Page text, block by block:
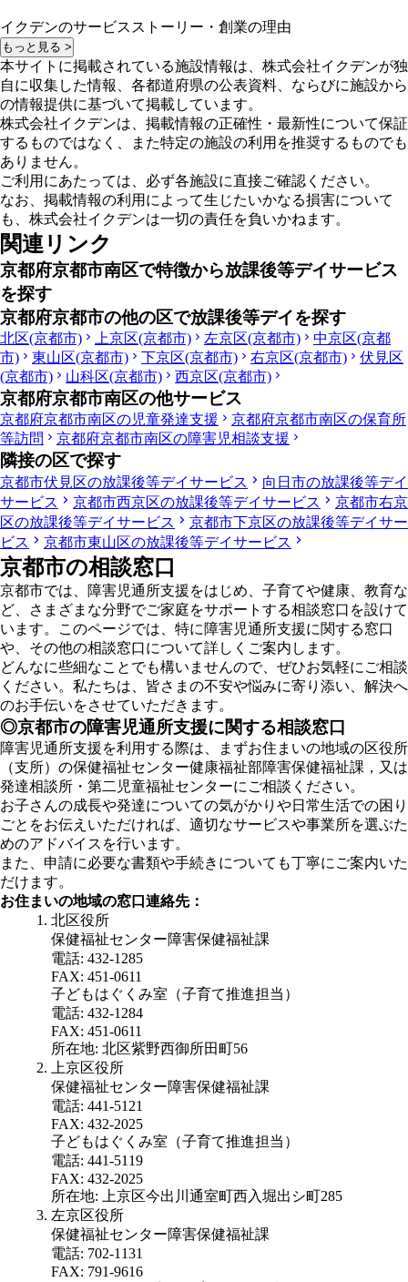
イクデンのサービスストーリー・創業の理由
もっと見る >
本サイトに掲載されている施設情報は、株式会社イクデンが独
自に収集した情報、各都道府県の公表資料、ならびに施設から
の情報提供に基づいて掲載しています。
株式会社イクデンは、掲載情報の正確性・最新性について保証
するものではなく、また特定の施設の利用を推奨するものでも
ありません。
ご利用にあたっては、必ず各施設に直接ご確認ください。
なお、掲載情報の利用によって生じたいかなる損害について
も、株式会社イクデンは一切の責任を負いかねます。
関連リンク
京都府京都市南区で特徴から放課後等デイサービス
を探す
京都府京都市の他の区で放課後等デイを探す
北区(京都市) 上京区(京都市) 左京区(京都市)
中京区(京都
市)
東山区(京都市) 下京区(京都市) 右京区(京都市)
伏見区
(京都市)
山科区(京都市) 西京区(京都市)
京都府京都市南区の他サービス
京都府京都市南区の児童発達支援
京都府京都市南区の保育所
等訪問
京都府京都市南区の障害児相談支援
隣接の区で探す
京都市伏見区の放課後等デイサービス
向日市の放課後等デイ
サービス
京都市西京区の放課後等デイサービス
京都市右京
区の放課後等デイサービス
京都市下京区の放課後等デイサー
ビス
京都市東山区の放課後等デイサービス
京都市の相談窓口
京都市では、障害児通所支援をはじめ、子育てや健康、教育な
ど、さまざまな分野でご家庭をサポートする相談窓口を設けて
います。このページでは、特に障害児通所支援に関する窓口
や、その他の相談窓口について詳しくご案内します。
どんなに些細なことでも構いませんので、ぜひお気軽にご相談
ください。私たちは、皆さまの不安や悩みに寄り添い、解決へ
のお手伝いをさせていただきます。
◎京都市の障害児通所支援に関する相談窓口
障害児通所支援を利用する際は、まずお住まいの地域の区役所
（支所）の保健福祉センター健康福祉部障害保健福祉課，又は
発達相談所・第二児童福祉センターにご相談ください。
お子さんの成長や発達についての気がかりや日常生活での困り
ごとをお伝えいただければ、適切なサービスや事業所を選ぶた
めのアドバイスを行います。
また、申請に必要な書類や手続きについても丁寧にご案内いた
だけます。
お住まいの地域の窓口連絡先：
北区役所
保健福祉センター障害保健福祉課
電話: 432-1285
FAX: 451-0611
子どもはぐくみ室（子育て推進担当）
電話: 432-1284
FAX: 451-0611
所在地: 北区紫野西御所田町56
上京区役所
保健福祉センター障害保健福祉課
電話: 441-5121
FAX: 432-2025
子どもはぐくみ室（子育て推進担当）
電話: 441-5119
FAX: 432-2025
所在地: 上京区今出川通室町西入堀出シ町285
左京区役所
保健福祉センター障害保健福祉課
電話: 702-1131
FAX: 791-9616